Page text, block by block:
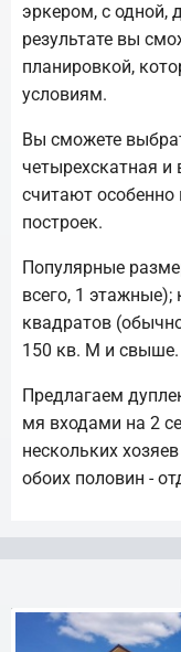
эркером, с одной,
результате вы
планировкой,
условиям.
Вы сможете
четырехскатная
считают
построек.
Популярные
всего, 1
квадратов
150 кв. М и свыше.
Предлагаем
мя входами на 2
нескольких
обоих половин -